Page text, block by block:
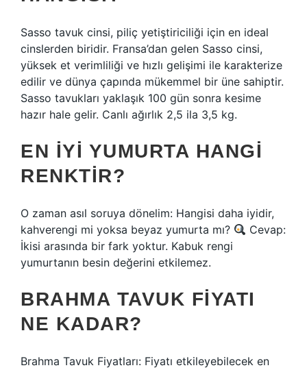
Sasso tavuk cinsi, piliç yetiştiriciliği için en ideal
cinslerden biridir. Fransa’dan gelen Sasso cinsi,
yüksek et verimliliği ve hızlı gelişimi ile karakterize
edilir ve dünya çapında mükemmel bir üne sahiptir.
Sasso tavukları yaklaşık 100 gün sonra kesime
hazır hale gelir. Canlı ağırlık 2,5 ila 3,5 kg.
EN IYI YUMURTA HANGI
RENKTIR?
O zaman asıl soruya dönelim: Hangisi daha iyidir,
kahverengi mi yoksa beyaz yumurta mı?
Cevap:
İkisi arasında bir fark yoktur. Kabuk rengi
yumurtanın besin değerini etkilemez.
BRAHMA TAVUK FIYATI
NE KADAR?
Brahma Tavuk Fiyatları: Fiyatı etkileyebilecek en